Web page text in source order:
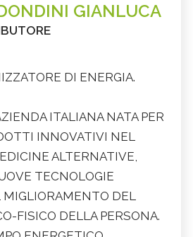
GIANLUCA
DI ENERGIA.
ITALIANA NATA PER
INNOVATIVI NEL
ALTERNATIVE,
TECNOLOGIE
MIGLIORAMENTO DEL
FISICO DELLA PERSONA.